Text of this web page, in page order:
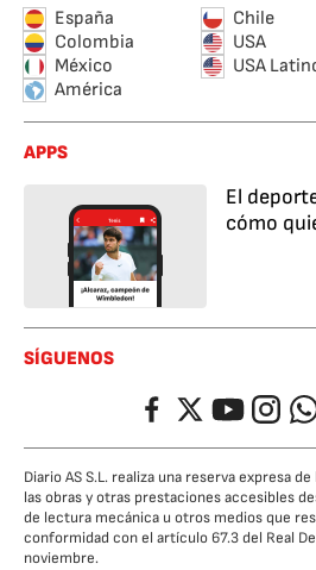
España
Chile
Colombia
USA
México
USA
América
APPS
El
cómo
SÍGUENOS
FacebookTwitterYouTube
Diario AS S.L. realiza una reserva expresa
las obras y otras prestaciones accesibles
de lectura mecánica u otros medios que
conformidad con el artículo 67.3 del Real
noviembre.